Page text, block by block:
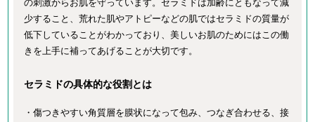
の刺激からお肌を守っています。セラミドは加齢にともなって減
少すること、荒れた肌やアトピーなどの肌ではセラミドの質量が
低下していることがわかっており、美しいお肌のためにはこの働
きを上手に補ってあげることが大切です。
セラミドの具体的な役割とは
・傷つきやすい角質層を膜状になって包み、つなぎ合わせる、接